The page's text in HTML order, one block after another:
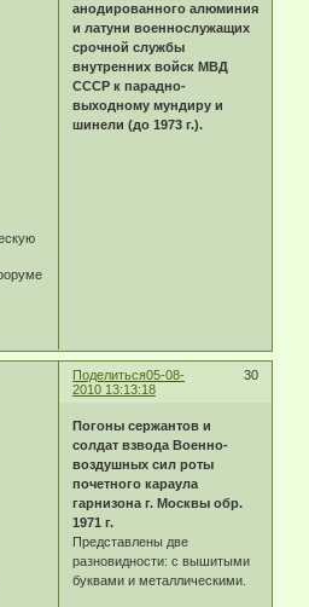
анодированного алюминия
и латуни военнослужащих
срочной службы
внутренних войск МВД
СССР к парадно-
выходному мундиру и
шинели (до 1973 г.).
Поделиться 30
05-08-
2010 13:13:18
Погоны сержантов и
солдат взвода Военно-
воздушных сил роты
почетного караула
гарнизона г. Москвы обр.
1971 г.
Представлены две
разновидности: с вышитыми
буквами и металлическими.